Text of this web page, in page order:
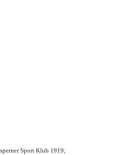
Sport Klub 1919;